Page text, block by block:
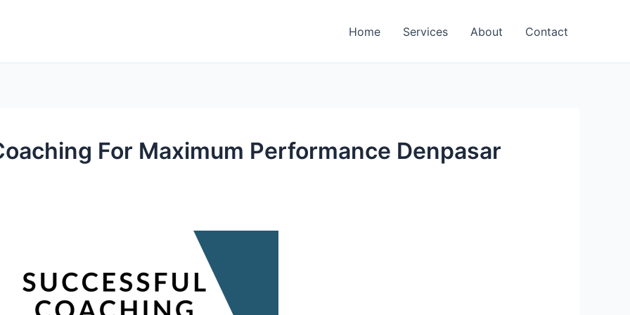
Home Services About Contact
For Maximum Performance Denpasar